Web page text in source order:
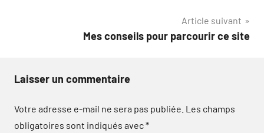
Article suivant
Mes conseils pour parcourir ce site
Laisser un commentaire
Votre adresse e-mail ne sera pas publiée. Les champs
obligatoires sont indiqués avec*